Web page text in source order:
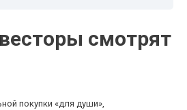
смотрят
покупки «для души»,